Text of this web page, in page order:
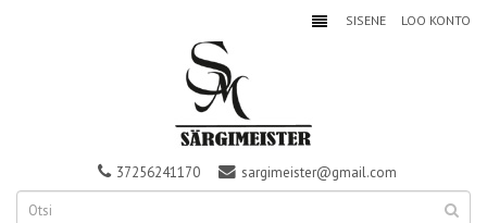
SISENE LOO KONTO
37256241170 sargimeister@gmail.com